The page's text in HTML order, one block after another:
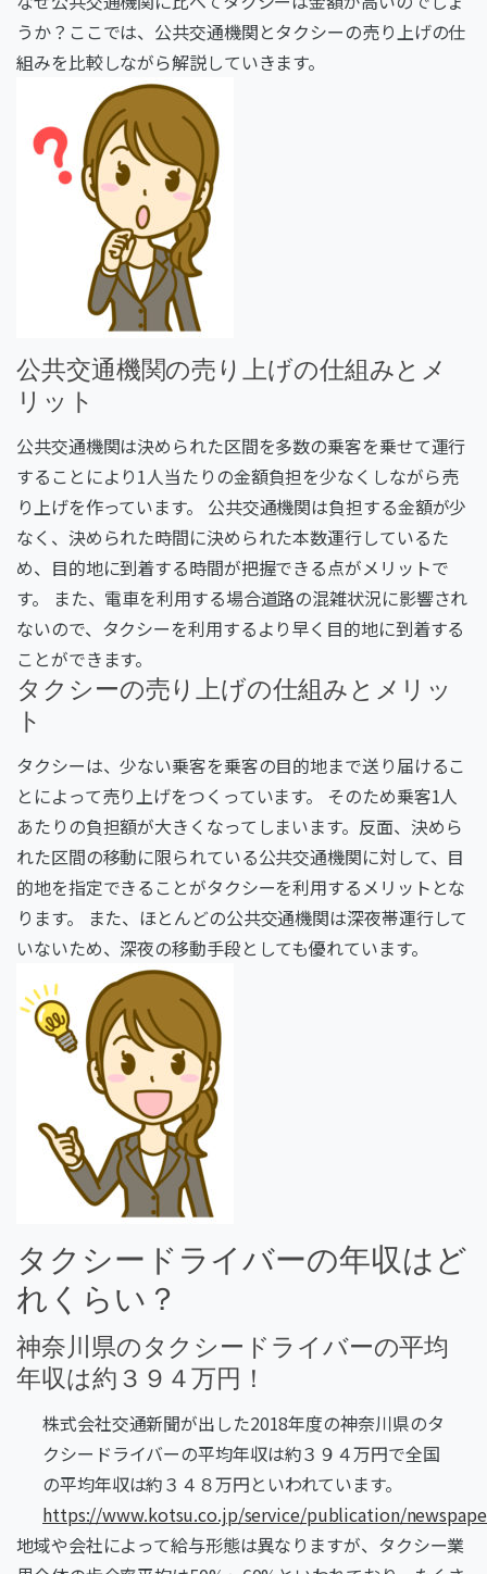
うか？ここでは、公共交通機関とタクシーの売り上げの仕
組みを比較しながら解説していきます。
公共交通機関の売り上げの仕組みとメ
リット
公共交通機関は決められた区間を多数の乗客を乗せて運行
することにより1人当たりの金額負担を少なくしながら売
り上げを作っています。
公共交通機関は負担する金額が少
なく、決められた時間に決められた本数運行しているた
め、目的地に到着する時間が把握できる点がメリットで
す。
また、電車を利用する場合道路の混雑状況に影響され
ないので、タクシーを利用するより早く目的地に到着する
ことができます。
タクシーの売り上げの仕組みとメリッ
ト
タクシーは、少ない乗客を乗客の目的地まで送り届けるこ
とによって売り上げをつくっています。
そのため乗客1人
あたりの負担額が大きくなってしまいます。 反面、決めら
れた区間の移動に限られている公共交通機関に対して、目
的地を指定できることがタクシーを利用するメリットとな
ります。
また、ほとんどの公共交通機関は深夜帯運行して
いないため、深夜の移動手段としても優れています。
タクシードライバーの年収はど
れくらい？
神奈川県のタクシードライバーの平均
年収は約３９４万円！
株式会社交通新聞が出した2018年度の神奈川県のタ
クシードライバーの平均年収は約３９４万円で全国
の平均年収は約３４８万円といわれています。
https://www.kotsu.co.jp/service/publication/
地域や会社によって給与形態は異なりますが、タクシー業